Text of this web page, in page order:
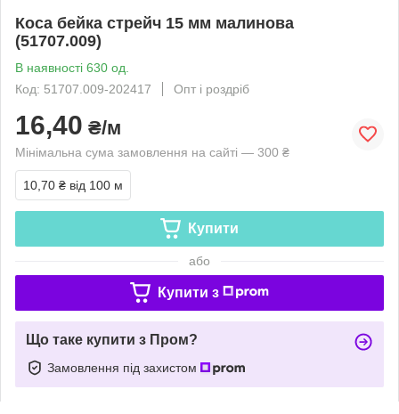
Коса бейка стрейч 15 мм малинова
(51707.009)
В наявності 630 од.
Код: 51707.009-202417
Опт і роздріб
16,40 ₴/м
Мінімальна сума замовлення на сайті — 300 ₴
10,70 ₴ від 100 м
Купити
або
Купити з
Що таке купити з Пром?
Замовлення під захистом